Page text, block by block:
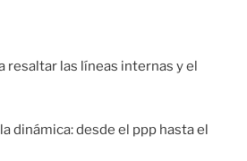
resaltar las líneas internas y el
dinámica: desde el ppp hasta el